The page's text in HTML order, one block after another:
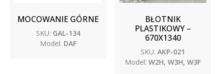
MOCOWANIE GÓRNE
SKU: GAL-134
Model: DAF
BŁOTNIK
PLASTIKOWY –
670X1340
SKU: AKP-021
Model: W2H, W3H, W3F